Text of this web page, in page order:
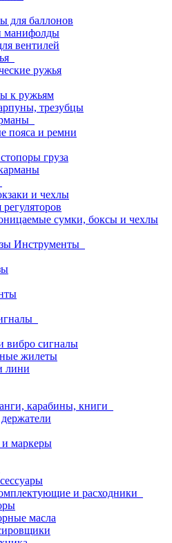
для баллонов
манифолды
вентилей
ружья
к ружьям
трезубцы
пояса и ремни
груза
и чехлы
сумки, боксы и чехлы
Инструменты
вибро сигналы
жилеты
лини
карабины, книги
маркеры
и расходники
масла